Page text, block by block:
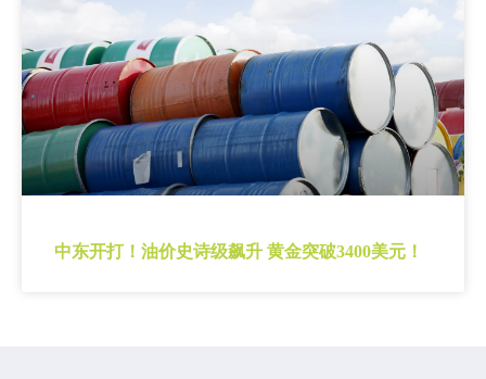
中东开打！油价史诗级飙升 黄金突破3400美元！